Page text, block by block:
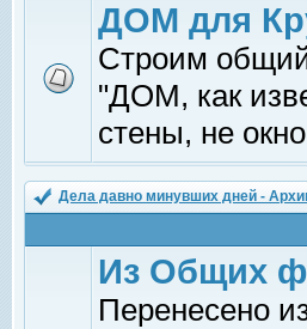
ДОМ для
Строим
"ДОМ, как
стены, не
Дела давно минувших дней -
Из Общих
Перенесено